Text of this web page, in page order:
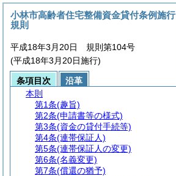
小林市高齢者住宅整備資金貸付条例施行
規則
平成18年3月20日 規則第104号
(平成18年3月20日施行)
条項目次
沿革
本則
第1条(趣旨)
第2条(申請書等の様式)
第3条(資金の貸付手続等)
第4条(連帯保証人)
第5条(連帯保証人の変更)
第6条(名義変更)
第7条(償還の猶予)